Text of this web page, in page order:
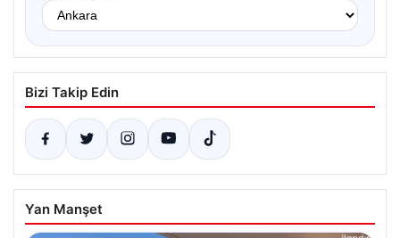
Bizi Takip Edin
Yan Manşet